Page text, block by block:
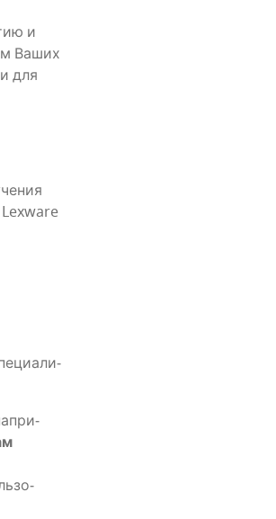
и
Ваших
для